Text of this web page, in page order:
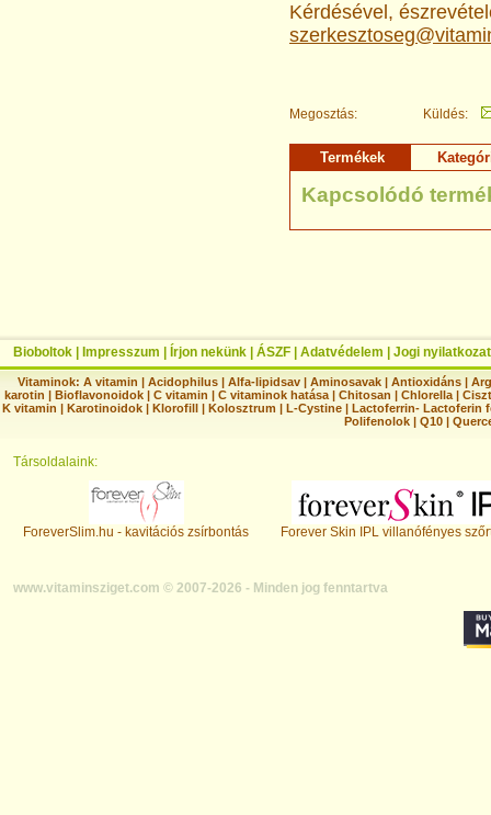
Kérdésével,
Megosztás: Küldés:
Termékek
Kapcsolódó
Bioboltok Impresszum Írjon nekünk ÁSZF Adatvédelem Jogi nyilatkozat
Vitaminok: A vitamin |Acidophilus |Alfa-lipidsav |Aminosavak |Antioxidáns |
karotin | Bioflavonoidok | C vitamin | C vitaminok hatása | Chitosan | Chlorella |
K vitamin | Karotinoidok | Klorofill | Kolosztrum | L-Cystine | Lactoferrin- Lactoferin
Polifenolok |Q10 |
Társoldalaink:
ForeverSlim.hu - kavitációs zsírbontás Forever Skin IPL villanófényes
www.vitaminsziget.com © 2007-2026 - Minden jog fenntartva